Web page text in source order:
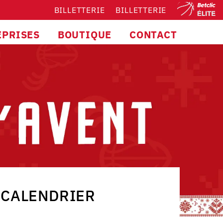
BILLETTERIE BILLETTERIE
BOUTIQUE CONTACT
CALENDRIER